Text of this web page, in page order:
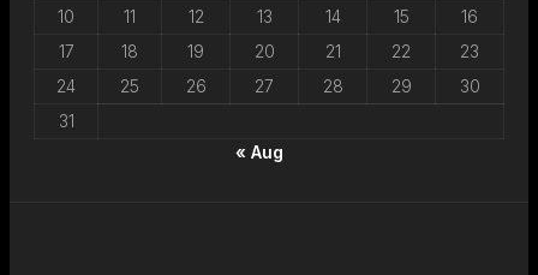
10
11 12 13 14 15
16
17
18 19 20 21 22
23
24
25 26 27 28 29
30
31
« Aug